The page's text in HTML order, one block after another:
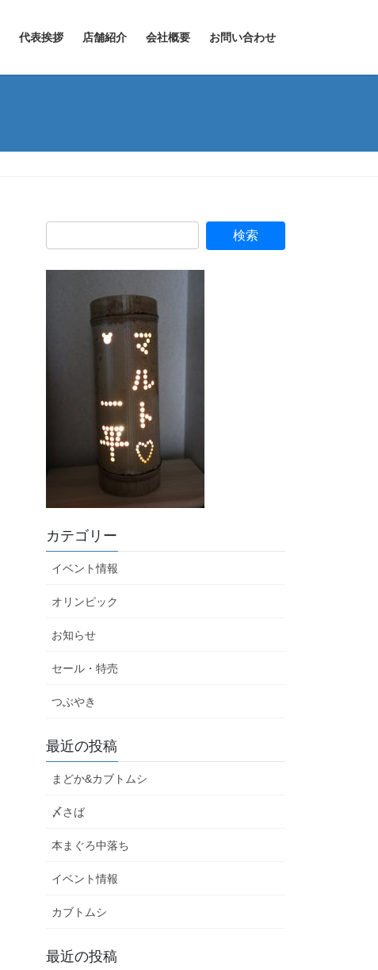
代表挨拶 店舗紹介 会社概要 お問い合わせ
カテゴリー
イベント情報
オリンピック
お知らせ
セール・特売
つぶやき
最近の投稿
まどか&カブトムシ
〆さば
本まぐろ中落ち
イベント情報
カブトムシ
最近の投稿